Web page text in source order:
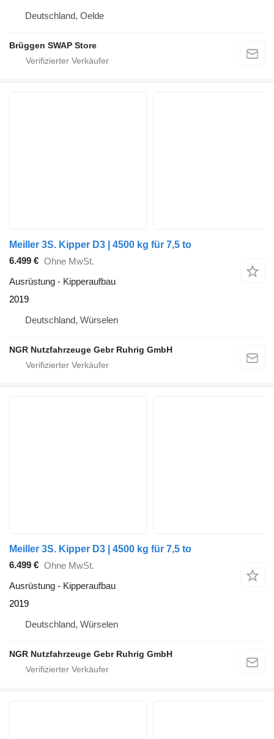
Deutschland, Oelde
Brüggen SWAP Store
Meiller 3S. Kipper D3 | 4500 kg für 7,5 to
6.499 € Ohne MwSt.
Ausrüstung - Kipperaufbau
2019
Deutschland, Würselen
NGR Nutzfahrzeuge Gebr Ruhrig GmbH
Meiller 3S. Kipper D3 | 4500 kg für 7,5 to
6.499 € Ohne MwSt.
Ausrüstung - Kipperaufbau
2019
Deutschland, Würselen
NGR Nutzfahrzeuge Gebr Ruhrig GmbH